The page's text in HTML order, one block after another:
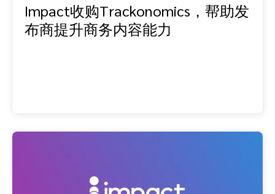
Impact收购Trackonomics，帮助发
布商提升商务内容能力